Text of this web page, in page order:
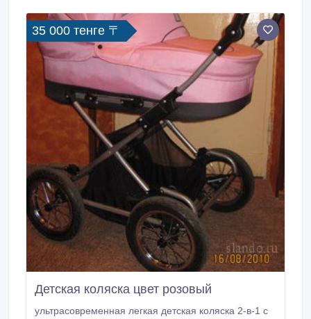
35 000 тенге 〒
Детская коляска цвет розовый
ультрасовременная легкая детская коляска 2-в-1 с